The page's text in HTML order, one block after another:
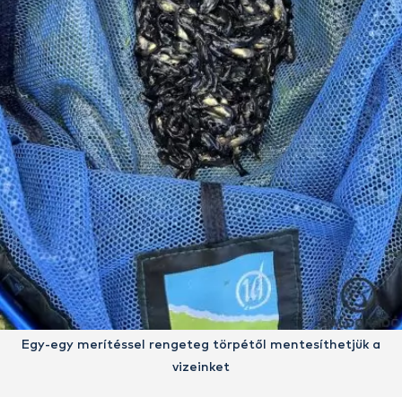
Egy-egy merítéssel rengeteg törpétől mentesíthetjük a
vizeinket